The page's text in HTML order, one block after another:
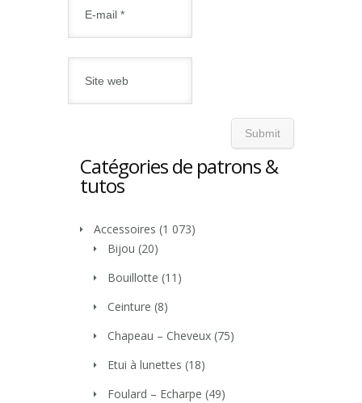
Catégories de patrons &
tutos
Accessoires (1 073)
Bijou (20)
Bouillotte (11)
Ceinture (8)
Chapeau – Cheveux (75)
Etui à lunettes (18)
Foulard – Echarpe (49)